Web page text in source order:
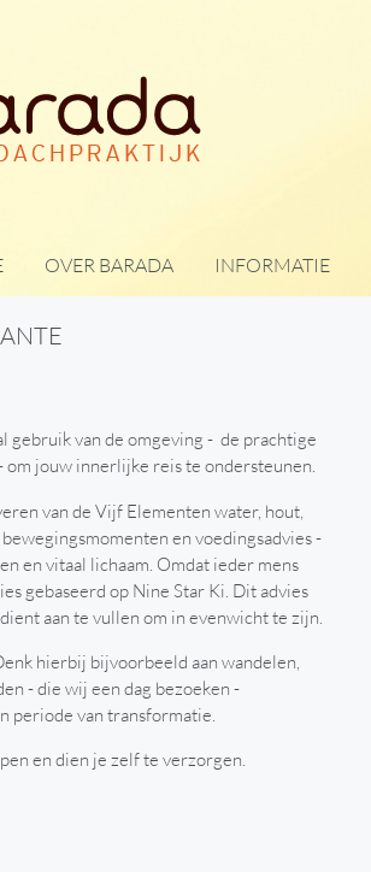
OVER BARADA INFORMATIE
gebruik van de omgeving - de prachtige
jouw innerlijke reis te ondersteunen.
van de Vijf Elementen water, hout,
en voedingsadvies -
en vitaal lichaam. Omdat ieder mens
gebaseerd op Nine Star Ki. Dit advies
aan te vullen om in evenwicht te zijn.
hierbij bijvoorbeeld aan wandelen,
- die wij een dag bezoeken -
periode van transformatie.
en dien je zelf te verzorgen.